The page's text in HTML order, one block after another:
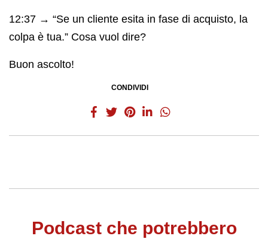
12:37 → “Se un cliente esita in fase di acquisto, la
colpa è tua.” Cosa vuol dire?
Buon ascolto!
CONDIVIDI
Podcast che potrebbero